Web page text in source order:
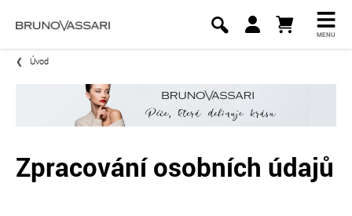
MENU
Úvod
Zpracování osobních údajů